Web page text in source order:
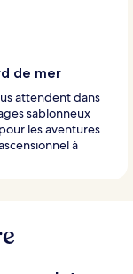
de mer
attendent dans
sablonneux
les aventures
à